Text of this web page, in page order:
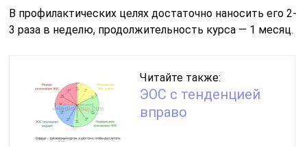
В профилактических целях достаточно наносить его 2-
3 раза в неделю, продолжительность курса — 1 месяц.
Читайте также:
ЭОС с тенденцией
вправо